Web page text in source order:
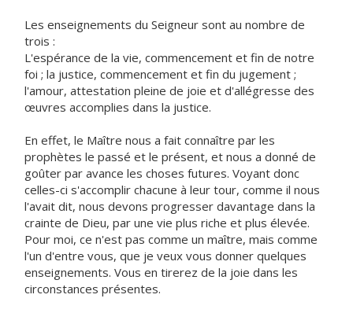
Les enseignements du Seigneur sont au nombre de
trois :
L'espérance de la vie, commencement et fin de notre
foi ; la justice, commencement et fin du jugement ;
l'amour, attestation pleine de joie et d'allégresse des
œuvres accomplies dans la justice.
En effet, le Maître nous a fait connaître par les
prophètes le passé et le présent, et nous a donné de
goûter par avance les choses futures. Voyant donc
celles-ci s'accomplir chacune à leur tour, comme il nous
l'avait dit, nous devons progresser davantage dans la
crainte de Dieu, par une vie plus riche et plus élevée.
Pour moi, ce n'est pas comme un maître, mais comme
l'un d'entre vous, que je veux vous donner quelques
enseignements. Vous en tirerez de la joie dans les
circonstances présentes.